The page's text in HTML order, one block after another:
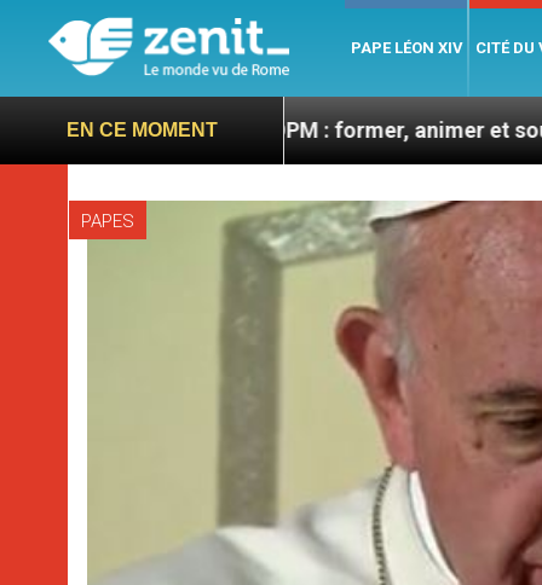
PAPE LÉON XIV CITÉ DU
EN CE MOMENT
OPM : former, animer et soutenir la
PAPES